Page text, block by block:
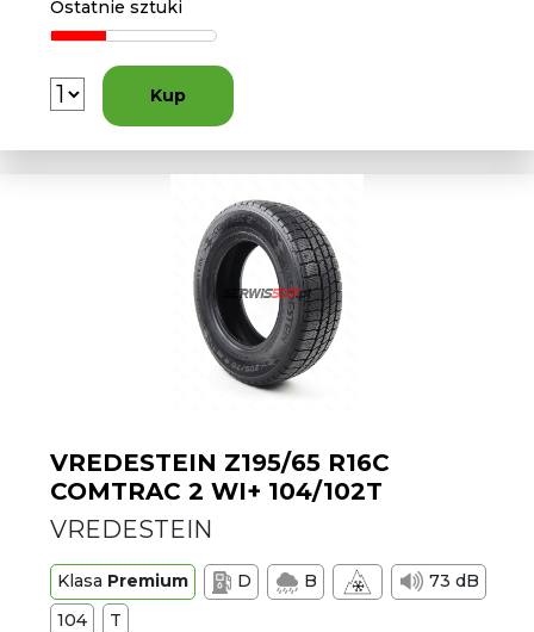
Ostatnie sztuki
Kup
VREDESTEIN Z195/65 R16C
COMTRAC 2 WI+ 104/102T
VREDESTEIN
Klasa Premium D B
73 dB
104
T